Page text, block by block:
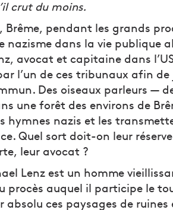
crut du moins.
Brême, pendant les grands
nazisme dans la vie publique
avocat et capitaine dans
l’un de ces tribunaux afin
Des oiseaux parleurs —
une forêt des environs de
hymnes nazis et les
Quel sort doit-on leur
leur avocat ?
Lenz est un homme
procès auquel il participe le
absolu ces paysages de ruines